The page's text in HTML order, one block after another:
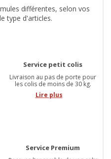
différentes, selon vos
type d'articles.
Service petit colis
Livraison au pas de porte pour
les colis de moins de 30 kg.
Lire plus
Service Premium